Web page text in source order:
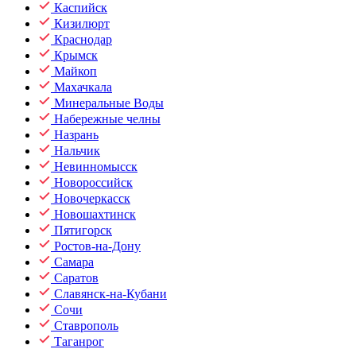
Каспийск
Кизилюрт
Краснодар
Крымск
Майкоп
Махачкала
Минеральные Воды
Набережные челны
Назрань
Нальчик
Невинномысск
Новороссийск
Новочеркасск
Новошахтинск
Пятигорск
Ростов-на-Дону
Самара
Саратов
Славянск-на-Кубани
Сочи
Ставрополь
Таганрог